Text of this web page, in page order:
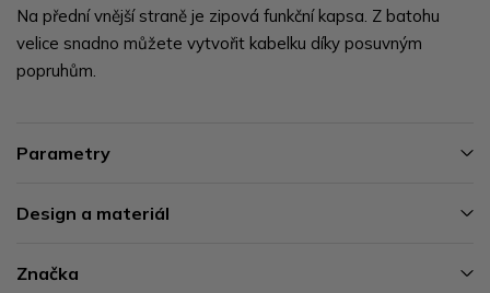
Na přední vnější straně je zipová funkční kapsa. Z batohu
velice snadno můžete vytvořit kabelku díky posuvným
popruhům.
Parametry
Design a materiál
Značka